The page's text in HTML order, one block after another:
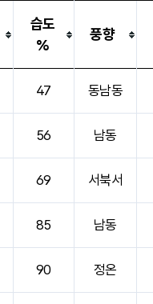
습도
%
풍향
47 동남동
56 남동
69 서북서
85 남동
90 정온